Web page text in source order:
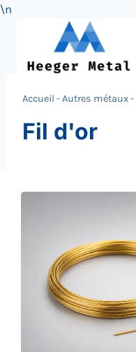
\n
content
Accueil -Autres métaux-
Fil d'or